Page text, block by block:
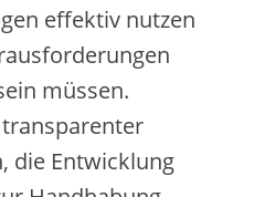
effektiv nutzen
müssen.
d‬ie Entwicklung